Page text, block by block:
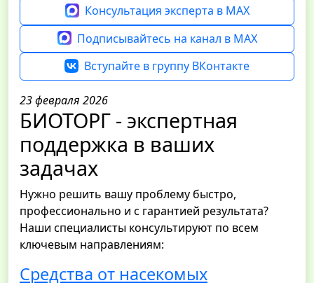
Консультация эксперта в MAX
Подписывайтесь на канал в MAX
Вступайте в группу ВКонтакте
23 февраля 2026
БИОТОРГ - экспертная
поддержка в ваших
задачах
Нужно решить вашу проблему быстро,
профессионально и с гарантией результата?
Наши специалисты консультируют по всем
ключевым направлениям:
Средства от насекомых